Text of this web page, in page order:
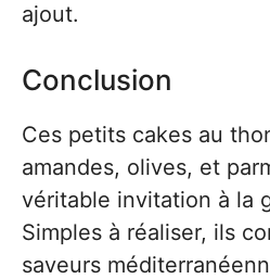
ajout.
Conclusion
Ces petits cakes au
amandes, olives, et
véritable invitation à la
Simples à réaliser, ils
saveurs